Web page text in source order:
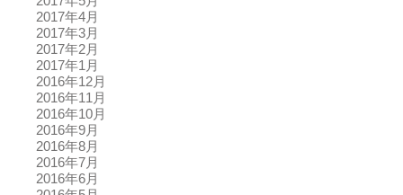
2017年4月
2017年3月
2017年2月
2017年1月
2016年12月
2016年11月
2016年10月
2016年9月
2016年8月
2016年7月
2016年6月